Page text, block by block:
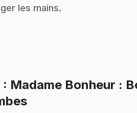
les mains.
: Madame Bonheur :
.